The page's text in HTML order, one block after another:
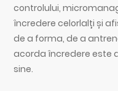
controlului,
încredere celorlalți și
de a forma, de a
acorda încredere este
sine.